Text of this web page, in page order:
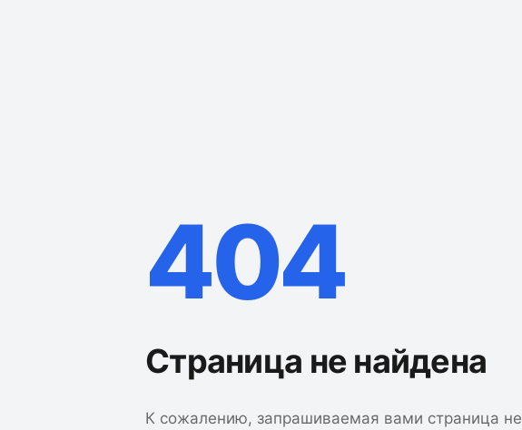
404
Страница не найдена
К сожалению, запрашиваемая вами страница не